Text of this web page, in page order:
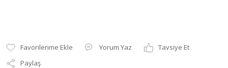
Yorum Yaz
Tavsiye Et
Paylaş